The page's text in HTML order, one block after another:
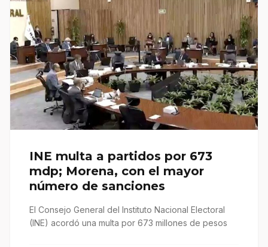
INE multa a partidos por 673
mdp; Morena, con el mayor
número de sanciones
El Consejo General del Instituto Nacional Electoral
(INE) acordó una multa por 673 millones de pesos